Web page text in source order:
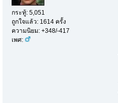
กระทู้: 5,051
ถูกใจแล้ว: 1614 ครั้ง
ความนิยม: +348/-417
เพศ: